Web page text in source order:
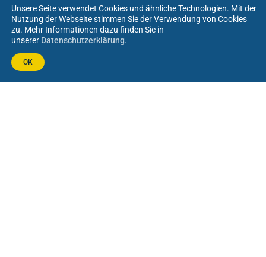
29. Januar 2024
Malen als Therapie
Unsere Seite verwendet Cookies und ähnliche Technologien. Mit der
Nutzung der Webseite stimmen Sie der Verwendung von Cookies
zu. Mehr Informationen dazu finden Sie in
unserer Datenschutzerklärung.
OK